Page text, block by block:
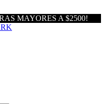
MAYORES A $2500!